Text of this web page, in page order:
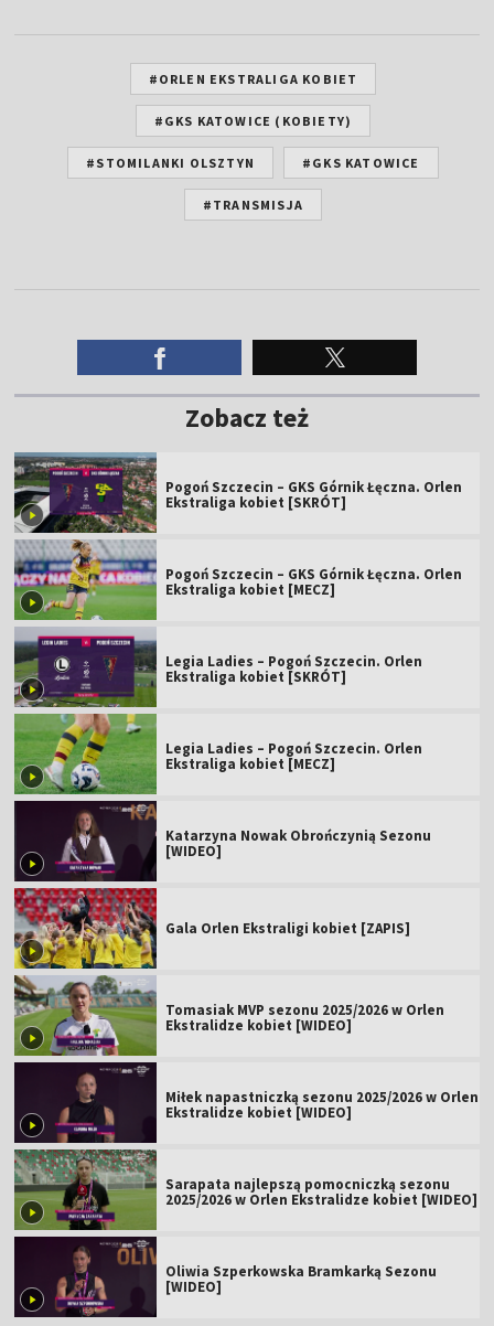
#ORLEN EKSTRALIGA KOBIET
#GKS KATOWICE (KOBIETY)
#STOMILANKI OLSZTYN #GKS KATOWICE
#TRANSMISJA
Zobacz też
Pogoń Szczecin – GKS Górnik Łęczna. Orlen
Ekstraliga kobiet [SKRÓT]
Pogoń Szczecin – GKS Górnik Łęczna. Orlen
Ekstraliga kobiet [MECZ]
Legia Ladies – Pogoń Szczecin. Orlen
Ekstraliga kobiet [SKRÓT]
Legia Ladies – Pogoń Szczecin. Orlen
Ekstraliga kobiet [MECZ]
Katarzyna Nowak Obrończynią Sezonu
[WIDEO]
Gala Orlen Ekstraligi kobiet [ZAPIS]
Tomasiak MVP sezonu 2025/2026 w Orlen
Ekstralidze kobiet [WIDEO]
Miłek napastniczką sezonu 2025/2026 w Orlen
Ekstralidze kobiet [WIDEO]
Sarapata najlepszą pomocniczką sezonu
2025/2026 w Orlen Ekstralidze kobiet [WIDEO]
Oliwia Szperkowska Bramkarką Sezonu
[WIDEO]